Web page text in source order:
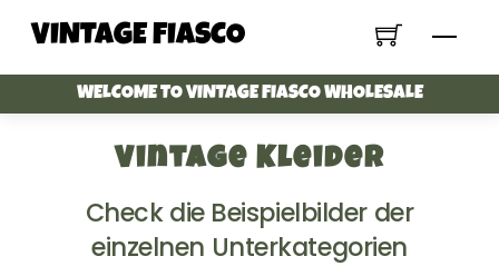
Menu
VINTAGE FIASCO
WELCOME TO VINTAGE FIASCO WHOLESALE
Vintage Kleider
Check die Beispielbilder der
einzelnen Unterkategorien